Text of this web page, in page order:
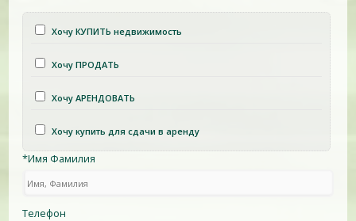
Хочу КУПИТЬ недвижимость
Хочу ПРОДАТЬ
Хочу АРЕНДОВАТЬ
Хочу купить для сдачи в аренду
*Имя Фамилия
Телефон